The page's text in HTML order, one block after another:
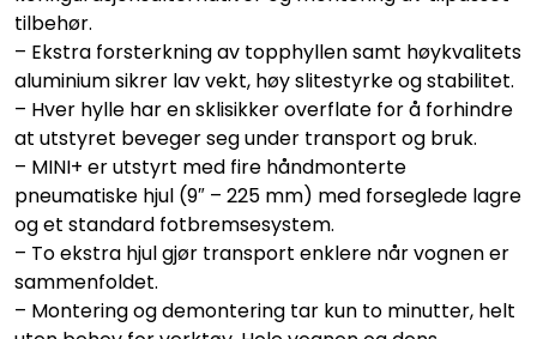
tilbehør.
– Ekstra forsterkning av topphyllen samt høykvalitets
aluminium sikrer lav vekt, høy slitestyrke og stabilitet.
– Hver hylle har en sklisikker overflate for å forhindre
at utstyret beveger seg under transport og bruk.
– MINI+ er utstyrt med fire håndmonterte
pneumatiske hjul (9″ – 225 mm) med forseglede lagre
og et standard fotbremsesystem.
– To ekstra hjul gjør transport enklere når vognen er
sammenfoldet.
– Montering og demontering tar kun to minutter, helt